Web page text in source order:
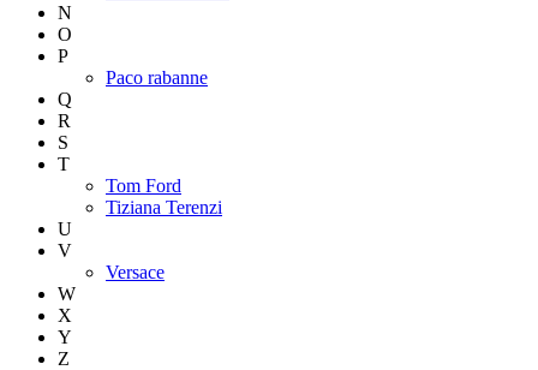
N
O
P
Paco rabanne
Q
R
S
T
Tom Ford
Tiziana Terenzi
U
V
Versace
W
X
Y
Z